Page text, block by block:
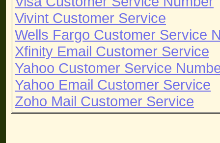
Vivint Customer Service
Wells Fargo Customer Service
Xfinity Email Customer Service
Yahoo Customer Service
Yahoo Email Customer Service
Zoho Mail Customer Service